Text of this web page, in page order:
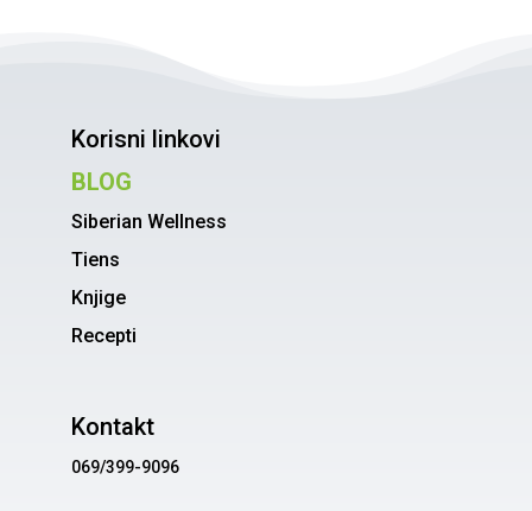
Korisni linkovi
BLOG
Siberian Wellness
Tiens
Knjige
Recepti
Kontakt
069/399-9096